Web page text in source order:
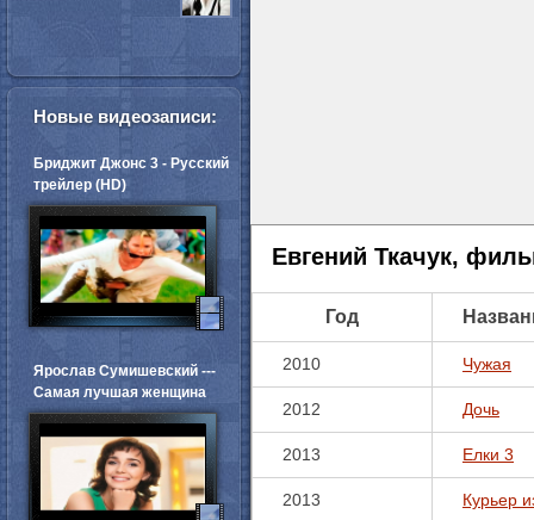
Евгений Ткачук,
Год
2010 Чужая
2012 Дочь
2013 Елки 3
2013 Курьер
Новые видеозаписи:
Бриджит Джонс 3 - Русский
трейлер (HD)
Ярослав Сумишевский ---
Самая лучшая женщина